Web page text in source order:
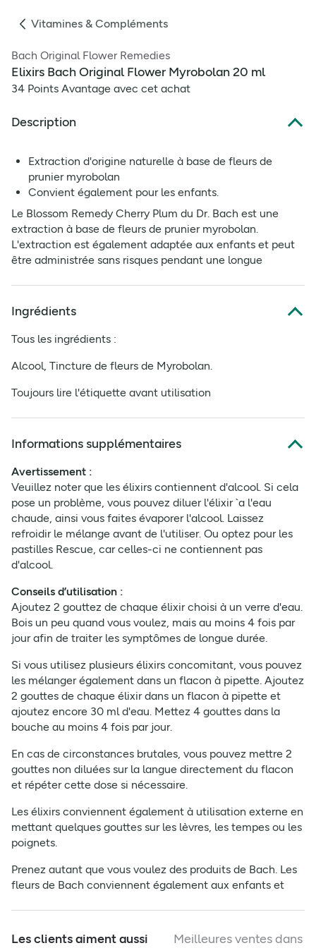
Vitamines & Compléments
Bach Original Flower Remedies
Elixirs Bach Original Flower Myrobolan 20 ml
34 Points Avantage avec cet achat
Description
Extraction d'origine naturelle à base de fleurs de
prunier myrobolan
Convient également pour les enfants.
Le Blossom Remedy Cherry Plum du Dr. Bach est une
extraction à base de fleurs de prunier myrobolan.
L'extraction est également adaptée aux enfants et peut
être administrée sans risques pendant une longue
Ingrédients
Tous les ingrédients :
Alcool, Tincture de fleurs de Myrobolan.
Toujours lire l'étiquette avant utilisation
Informations supplémentaires
Avertissement :
Veuillez noter que les élixirs contiennent d'alcool. Si cela
pose un problème, vous pouvez diluer l'élixir `a l'eau
chaude, ainsi vous faites évaporer l'alcool. Laissez
refroidir le mélange avant de l'utiliser. Ou optez pour les
pastilles Rescue, car celles-ci ne contiennent pas
d'alcool.
Conseils d’utilisation :
Ajoutez 2 gouttez de chaque élixir choisi à un verre d'eau.
Bois un peu quand vous voulez, mais au moins 4 fois par
jour afin de traiter les symptômes de longue durée.
Si vous utilisez plusieurs élixirs concomitant, vous pouvez
les mélanger également dans un flacon à pipette. Ajoutez
2 gouttes de chaque élixir dans un flacon à pipette et
ajoutez encore 30 ml d'eau. Mettez 4 gouttes dans la
bouche au moins 4 fois par jour.
En cas de circonstances brutales, vous pouvez mettre 2
gouttes non diluées sur la langue directement du flacon
et répéter cette dose si nécessaire.
Les élixirs conviennent également à utilisation externe en
mettant quelques gouttes sur les lèvres, les tempes ou les
poignets.
Prenez autant que vous voulez des produits de Bach. Les
fleurs de Bach conviennent également aux enfants et
Les clients aiment aussi Meilleures ventes dans